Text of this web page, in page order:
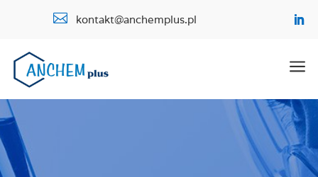
 kontakt@anchemplus.pl
a